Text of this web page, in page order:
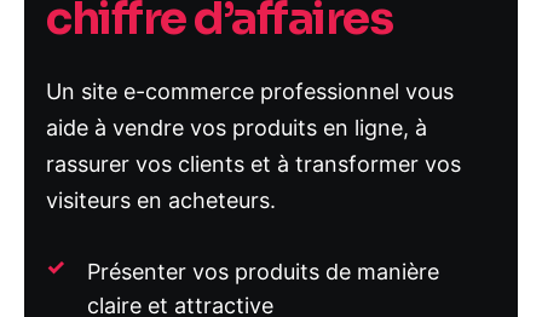
chiffre d’affaires
Un site e-commerce professionnel vous
aide à vendre vos produits en ligne, à
rassurer vos clients et à transformer vos
visiteurs en acheteurs.
Présenter vos produits de manière
claire et attractive